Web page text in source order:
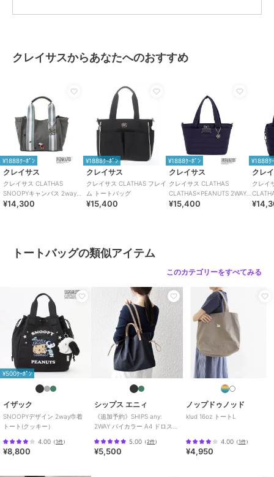
地・合成繊維
クレイサスからあなたへのおすすめ
¥1888ｸｰﾎﾟﾝ
クレイサス
クレイサス CLATHAS
SNOOPYキャンバス 2wayト
ートバッグ（小）
¥14,300
¥1888ｸｰﾎﾟﾝ
クレイサス
クレイサス CLATHAS フレイ
ム トートバッグ
¥15,400
¥1888ｸｰﾎﾟﾝ
クレイサス
クレイサス CLATHAS
CLATHAS×PEANUTS 2WAY
トートバッグ
¥15,400
¥1888ｸ
クレ
クレイ
ボスト
トートバッグの類似アイテム
このカテゴリーをすべてみる
¥500ｸｰﾎﾟﾝ
イザック
SNOOPYデザイン 2way巾着
トート(クッキー）
4.00 （1件）
¥8,800
シップス エニィ
《追加予約》SHIPS any:
2WAY バイカラー A4 ドロスト
5.00 （2件）
¥5,500
ノップドゥノッド
klud 16oz トートL
4.00（1件）
¥4,950